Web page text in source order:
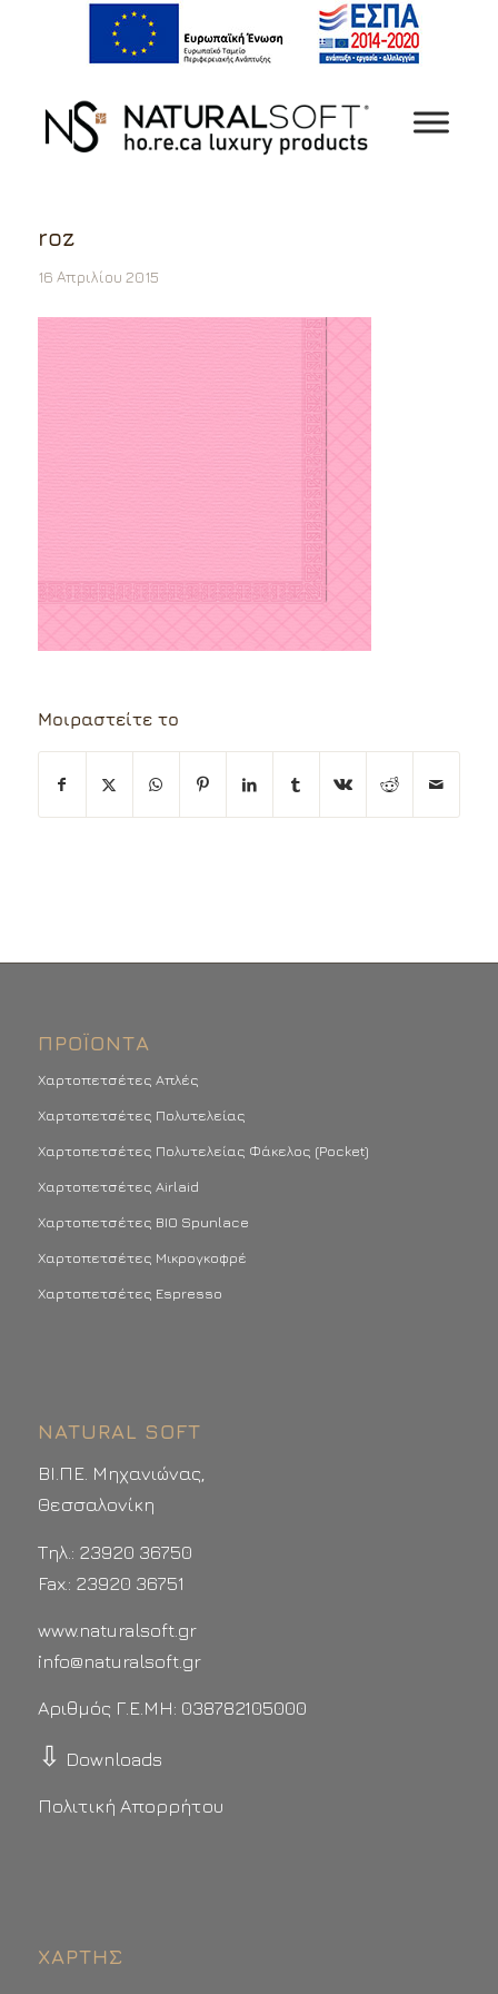
roz
16 Απριλίου 2015
Μοιραστείτε το
ΠΡΟΪΌΝΤΑ
Χαρτοπετσέτες Απλές
Χαρτοπετσέτες Πολυτελείας
Χαρτοπετσέτες Πολυτελείας Φάκελος (Pocket)
Χαρτοπετσέτες Airlaid
Χαρτοπετσέτες BIO Spunlace
Χαρτοπετσέτες Μικρογκοφρέ
Χαρτοπετσέτες Espresso
NATURAL SOFT
ΒΙ.ΠΕ. Μηχανιώνας,
Θεσσαλονίκη
Τηλ.: 23920 36750
Fax.: 23920 36751
www.naturalsoft.gr
info@naturalsoft.gr
Αριθμός Γ.Ε.ΜΗ: 038782105000
⇩ Downloads
Πολιτική Απορρήτου
ΧΆΡΤΗΣ